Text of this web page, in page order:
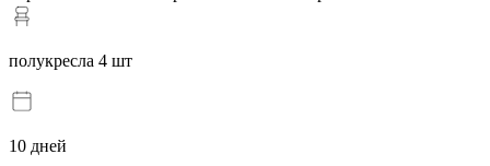
полукресла 4 шт
10 дней